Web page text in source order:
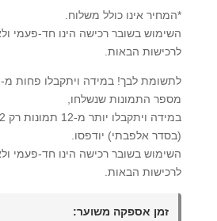
*המחיר אינו כולל משלוח.
השימוש בשובר רכישה הינו חד-פעמי
לרכישות הבאות.
מספר התמונות שנשלחו,
(בסדר אלפבתי) יודפסו.
השימוש בשובר רכישה הינו חד-פעמי
לרכישות הבאות.
זמן אספקה משוער: